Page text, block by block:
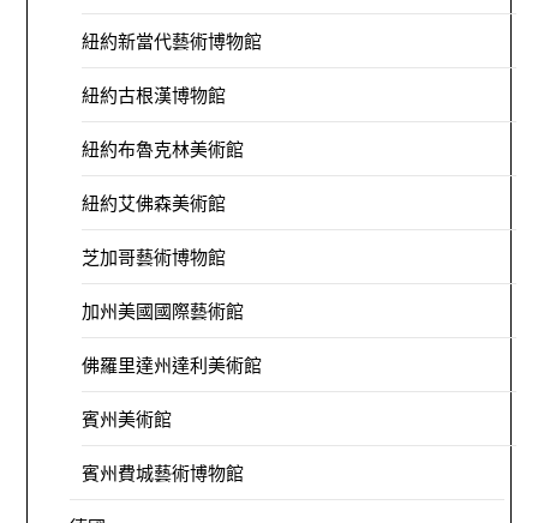
紐約新當代藝術博物館
紐約古根漢博物館
紐約布魯克林美術館
紐約艾佛森美術館
芝加哥藝術博物館
加州美國國際藝術館
佛羅里達州達利美術館
賓州美術館
賓州費城藝術博物館